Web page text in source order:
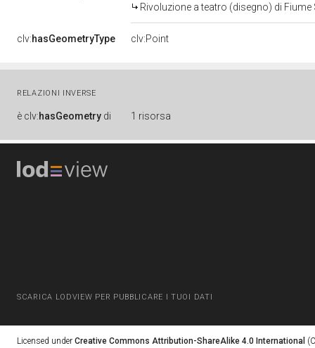
Rivoluzione a teatro (disegno) di Fiume
clv:hasGeometryType clv:Point
RELAZIONI INVERSE
è clv:hasGeometry di 1 risorsa
SCARICA LODVIEW PER PUBBLICARE I TUOI DATI
Licensed under Creative Commons Attribution-ShareAlike 4.0 International